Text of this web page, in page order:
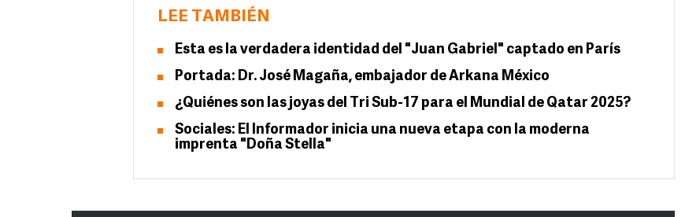
LEE TAMBIÉN
Esta es la verdadera identidad del "Juan Gabriel" captado en París
Portada: Dr. José Magaña, embajador de Arkana México
¿Quiénes son las joyas del Tri Sub-17 para el Mundial de Qatar 2025?
Sociales: El Informador inicia una nueva etapa con la moderna
imprenta "Doña Stella"